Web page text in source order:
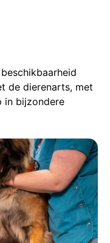
de dierenarts, met
in bijzondere